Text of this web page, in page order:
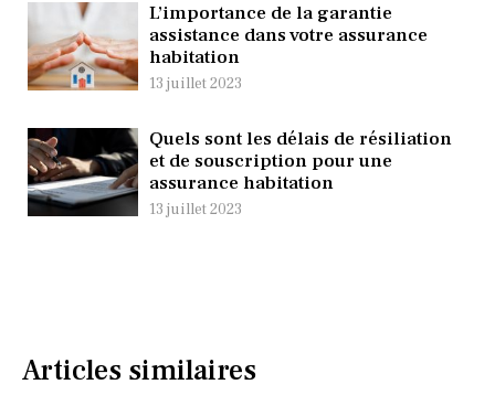
L’importance de la garantie
assistance dans votre assurance
habitation
13 juillet 2023
Quels sont les délais de résiliation
et de souscription pour une
assurance habitation
13 juillet 2023
Articles similaires